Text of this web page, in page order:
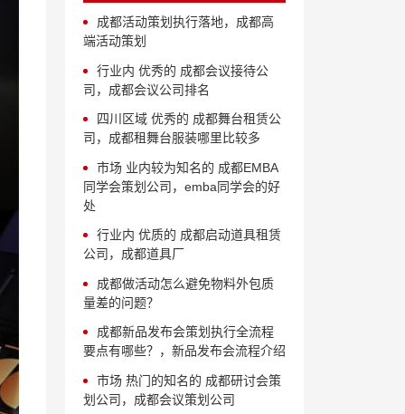
成都活动策划执行落地，成都高
端活动策划
行业内 优秀的 成都会议接待公
司，成都会议公司排名
四川区域 优秀的 成都舞台租赁公
司，成都租舞台服装哪里比较多
市场 业内较为知名的 成都EMBA
同学会策划公司，emba同学会的好
处
行业内 优质的 成都启动道具租赁
公司，成都道具厂
成都做活动怎么避免物料外包质
量差的问题？
成都新品发布会策划执行全流程
要点有哪些？，新品发布会流程介绍
市场 热门的知名的 成都研讨会策
划公司，成都会议策划公司